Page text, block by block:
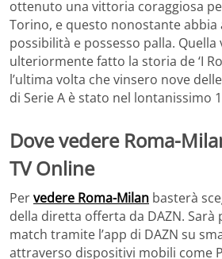
ottenuto una vittoria coraggiosa
Torino, e questo nonostante abbia
possibilità e possesso palla.
ulteriormente fatto la storia de ‘I
l’ultima volta che vinsero nove
di Serie A è stato nel lontanissimo
Dove vedere Roma-
TV Online
Pervedere Roma-Milan basterà
della diretta offerta da DAZN. Sarà
match tramite l’app di DAZN su
attraverso dispositivi mobili come